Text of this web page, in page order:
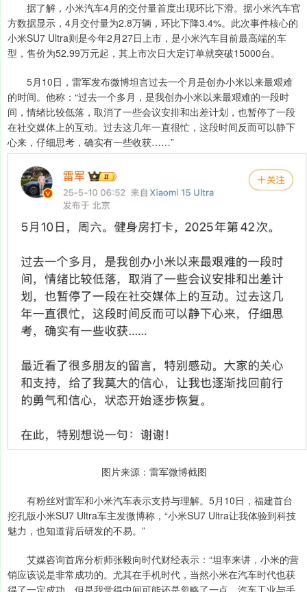
据了解，小米汽车4月的交付量首度出现环比下滑。据小米汽车官
方数据显示，4月交付量为2.8万辆，环比下降3.4%。此次事件核心的
小米SU7 Ultra则是今年2月27日上市，是小米汽车目前最高端的车
型，售价为52.99万元起，其上市次日大定订单就突破15000台。
5月10日，雷军发布微博坦言过去一个月是创办小米以来最艰难
的时间。他称：“过去一个多月，是我创办小米以来最艰难的一段时
间，情绪比较低落，取消了一些会议安排和出差计划，也暂停了一段
在社交媒体上的互动。过去这几年一直很忙，这段时间反而可以静下
心来，仔细思考，确实有一些收获……”
图片来源：雷军微博截图
有粉丝对雷军和小米汽车表示支持与理解。5月10日，福建首台
挖孔版小米SU7 Ultra车主发微博称，“小米SU7 Ultra让我体验到科技
魅力，也知道背后研发的不易。”
艾媒咨询首席分析师张毅向时代财经表示：“坦率来讲，小米的营
销应该说是非常成功的。尤其在手机时代，当然小米在汽车时代也获
得了一定成功。但是我觉得中间可能还是忽略了一点，汽车工业与手